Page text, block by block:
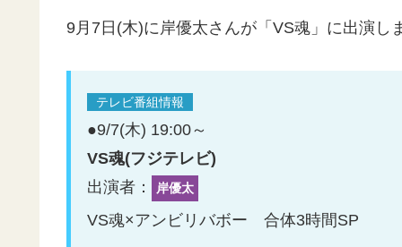
9月7日(木)に岸優太さんが「VS魂」に出演し
テレビ番組情報
●9/7(木) 19:00～
VS魂(フジテレビ)
出演者：
岸優太
VS魂×アンビリバボー 合体3時間SP